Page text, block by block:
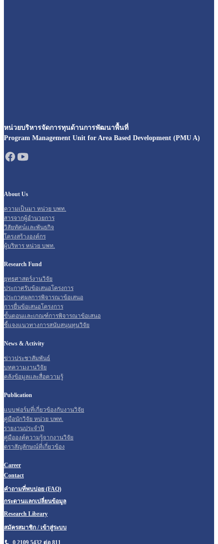
หน่วยบริหารจัดการทุนด้านการพัฒนาพื้นที่
Program Management Unit for Area Based Development (PMU A)
About Us
ความเป็นมา หน่วย บพท.
สารจากผู้อำนวยการ
วิสัยทัศน์และพันธกิจ
โครงสร้างองค์กร
ผู้บริหาร หน่วย บพท.
Research Fund
ยุทธศาสตร์งานวิจัย
ประกาศรับข้อเสนอโครงการ
ประกาศผลการพิจารณาข้อเสนอ
การยื่นข้อเสนอโครงการ
ขั้นตอนและเกณฑ์การพิจารณาข้อเสนอ
ชี้แจงแนวทางการสนับสนุนทุนวิจัย
News & Activity
ข่าวประชาสัมพันธ์
บทความงานวิจัย
คลังข้อมูลและสื่อความรู้
Publication
แบบฟอร์มที่เกี่ยวข้องกับงานวิจัย
คู่มือนักวิจัย หน่วย บพท.
รายงานประจำปี
คู่มือองค์ความรู้จากงานวิจัย
ตราสัญลักษณ์ที่เกี่ยวข้อง
Career
Contact
คำถามที่พบบ่อย (FAQ)
กระดานแลกเปลี่ยนข้อมูล
Research Library
สมัครสมาชิก / เข้าสู่ระบบ
0 2109 5432 ต่อ 811